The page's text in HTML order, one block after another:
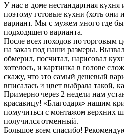
У нас в доме нестандартная кухня
поэтому готовые кухни (хоть
вариант. Мы с мужем много где
подходящего варианта.
После всех походов по торговым
на заказ под наши размеры.
обмерил, посчитал, нарисовал
хотелось, и картинка в голове
скажу, что это самый дешевый
вписалась и цвет выбрала такой,
Примерно через 2 недели нам
красавицу! «Благодаря» нашим
помучиться с монтажом верхних
получился отменный.
Большое всем спасибо!